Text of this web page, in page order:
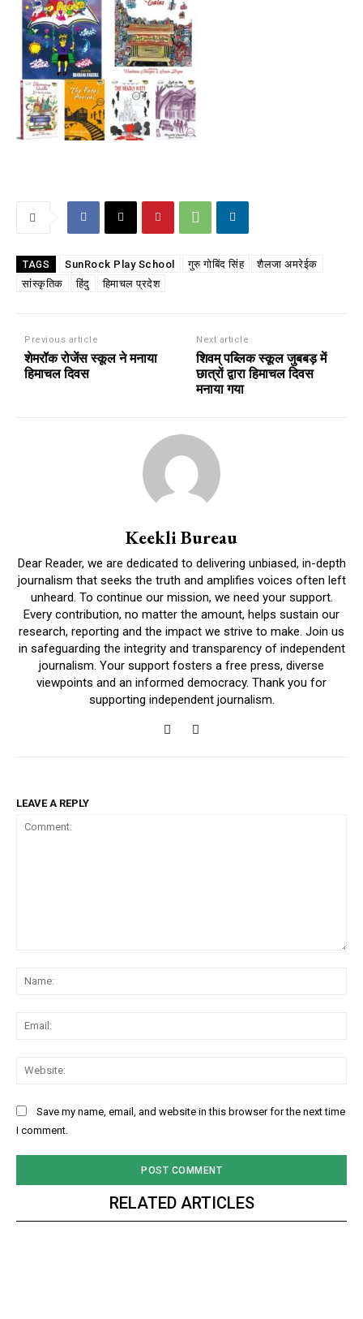
TAGS SunRock Play School गुरु गोबिंद सिंह
शैलजा अमरेईक
सांस्कृतिक
हिंदु हिमाचल प्रदेश
Previous article
शेमरॉक रोजेंस स्कूल ने मनाया
हिमाचल दिवस
Next article
शिवम् पब्लिक स्कूल जुबबड़ में
छात्रों द्वारा हिमाचल दिवस
मनाया गया
Keekli Bureau
Dear Reader, we are dedicated to delivering unbiased, in-depth
journalism that seeks the truth and amplifies voices often left
unheard. To continue our mission, we need your support.
Every contribution, no matter the amount, helps sustain our
research, reporting and the impact we strive to make. Join us
in safeguarding the integrity and transparency of independent
journalism. Your support fosters a free press, diverse
viewpoints and an informed democracy. Thank you for
supporting independent journalism.
LEAVE A REPLY
Save my name, email, and website in this browser for the next time
I comment.
RELATED ARTICLES